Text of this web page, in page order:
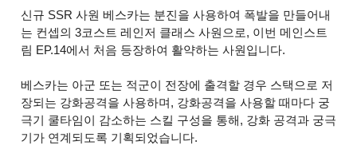
신규 SSR 사원 베스카는 분진을 사용하여 폭발을 만들어내
는 컨셉의 3코스트 레인저 클래스 사원으로, 이번 메인스트
림 EP.14에서 처음 등장하여 활약하는 사원입니다.
베스카는 아군 또는 적군이 전장에 출격할 경우 스택으로 저
장되는 강화공격을 사용하며, 강화공격을 사용할 때마다 궁
극기 쿨타임이 감소하는 스킬 구성을 통해, 강화 공격과 궁극
기가 연계되도록 기획되었습니다.